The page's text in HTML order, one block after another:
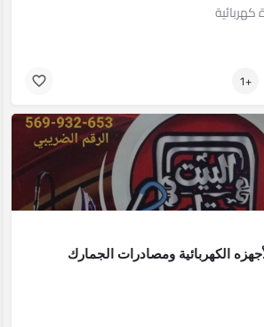
+1
الكهربائية ومصادرات الجمارك